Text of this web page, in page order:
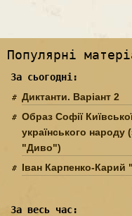
Популярні
За сьогодні:
Диктанти. Варіант 2
Образ Софії
українського
"Диво")
Іван Карпенко-
За весь час: